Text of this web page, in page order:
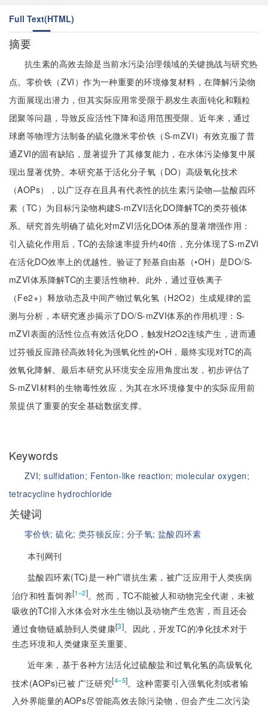
Full Text(HTML)
摘要
抗生素的高效去除是当前水污染治理领域的关键挑战与研究热
点。零价铁（ZVI）作为一种重要的环境修复材料，在降解污染物
方面展现出潜力，但其实际应用常受限于易发生表面钝化和颗粒
团聚等问题，导致反应活性下降和适用范围受限。近年来，通过
球磨等物理方法制备的硫化微米零价铁（S-mZVI）有效克服了普
通ZVI的固有缺陷，显著提升了其修复能力，在水体污染修复中展
现出显著优势。本研究基于活化分子氧（DO）高级氧化技术
（AOPs），以广泛存在且具有代表性的抗生素污染物—盐酸四环
素（TC）为目标污染物构建S-mZVI活化DO降解TC的类芬顿体
系。研究首先明确了硫化对mZVI活化DO体系的显著增强作用：
引入硫化作用后，TC的去除速率提升约40倍，充分体现了S-mZVI
在活化DO效率上的优越性。验证了羟基自由基（•OH）是DO/S-
mZVI体系降解TC的主要活性物种。此外，通过亚铁离子
（Fe2+）释放动态及中间产物过氧化氢（H2O2）生成规律的监
测与分析，本研究逐步揭示了DO/S-mZVI体系的作用机理：S-
mZVI表面的活性位点有效活化DO，触发H2O2连续产生，进而通
过芬顿反应路径高效转化为强氧化性的•OH，最终实现对TC的高
效氧化降解。最后本研究从环境安全应用角度出发，初步评估了
S-mZVI材料的生物毒性效应，为其在水环境修复中的实际应用前
景提供了重要的安全基础数据支撑。
Keywords
ZVI;sulfidation; Fenton-like reaction; molecular oxygen;
tetracycline hydrochloride
关键词
零价铁;硫化; 类芬顿反应; 分子氧; 盐酸四环素
本刊网刊
盐酸四环素(TC)是一种广谱抗生素，被广泛应用于人类疾病
治疗和牲畜饲养[1‒2]。然而，TC不能被人和动物完全代谢，未被
吸收的TC排入水体会对水生生物以及动物产生危害，而且还会
通过食物链威胁到人类健康[3]。因此，开发TC的净化技术对于
生态环境和人类健康至关重要。
近年来，基于各种方法活化过硫酸盐和过氧化氢的高级氧化
技术(AOPs)已被 广泛研究[4‒5]。这种需要引入强氧化剂或者输
入外界能量的AOPs尽管能高效去除污染物，但会产生二次污染